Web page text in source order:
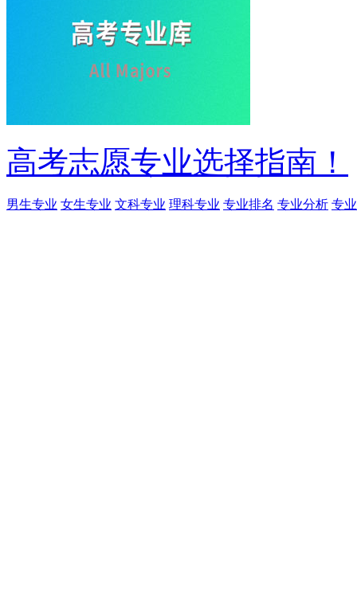
高考志愿专业选择指南！
男生专业 女生专业 文科专业 理科专业 专业排名 专业分析 专